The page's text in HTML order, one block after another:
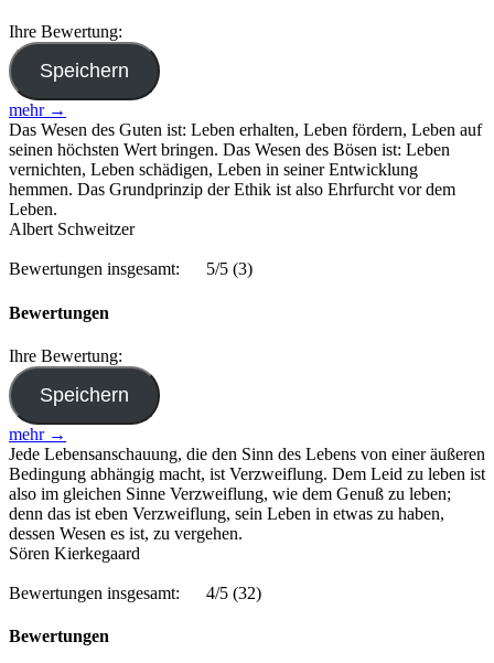
Ihre Bewertung:
mehr →
Das Wesen des Guten ist: Leben erhalten, Leben fördern, Leben auf
seinen höchsten Wert bringen. Das Wesen des Bösen ist: Leben
vernichten, Leben schädigen, Leben in seiner Entwicklung
hemmen. Das Grundprinzip der Ethik ist also Ehrfurcht vor dem
Leben.
Albert Schweitzer
Bewertungen insgesamt: 5/5 (3)
Bewertungen
Ihre Bewertung:
mehr →
Jede Lebensanschauung, die den Sinn des Lebens von einer äußeren
Bedingung abhängig macht, ist Verzweiflung. Dem Leid zu leben ist
also im gleichen Sinne Verzweiflung, wie dem Genuß zu leben;
denn das ist eben Verzweiflung, sein Leben in etwas zu haben,
dessen Wesen es ist, zu vergehen.
Sören Kierkegaard
Bewertungen insgesamt: 4/5 (32)
Bewertungen